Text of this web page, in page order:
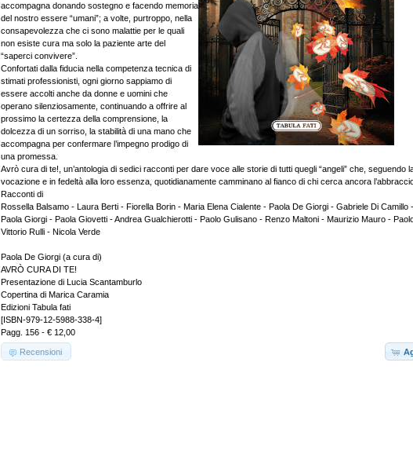
accompagna donando sostegno e facendo memoria
del nostro essere “umani”; a volte, purtroppo, nella
consapevolezza che ci sono malattie per le quali
non esiste cura ma solo la paziente arte del
“saperci convivere”.
Confortati dalla fiducia nella competenza tecnica di
stimati professionisti, ogni giorno sappiamo di
essere accolti anche da donne e uomini che
operano silenziosamente, continuando a offrire al
prossimo la certezza della comprensione, la
dolcezza di un sorriso, la stabilità di una mano che
accompagna per confermare l’impegno prodigo di
una promessa.
Avrò cura di te!, un’antologia di sedici racconti per dare voce alle storie di tutti quegli “angeli” che, seguendo
vocazione e in fedeltà alla loro essenza, quotidianamente camminano al fianco di chi cerca ancora
Racconti di
Rossella Balsamo - Laura Berti - Fiorella Borin - Maria Elena Cialente - Paola De Giorgi - Gabriele Di
Paola Giorgi - Paola Giovetti - Andrea Gualchierotti - Paolo Gulisano - Renzo Maltoni - Maurizio Mauro -
Vittorio Rulli - Nicola Verde
Paola De Giorgi (a cura di)
AVRÒ CURA DI TE!
Presentazione di Lucia Scantamburlo
Copertina di Marica Caramia
Edizioni Tabula fati
[ISBN-979-12-5988-338-4]
Pagg. 156 - € 12,00
Recensioni